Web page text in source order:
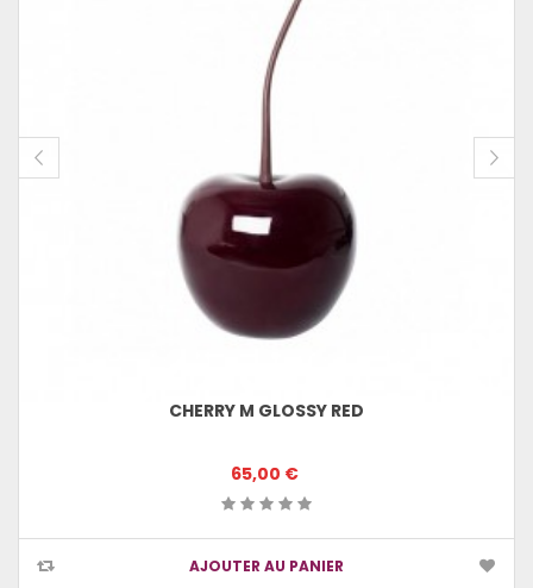
CHERRY M GLOSSY RED
65,00 €
AJOUTER AU PANIER